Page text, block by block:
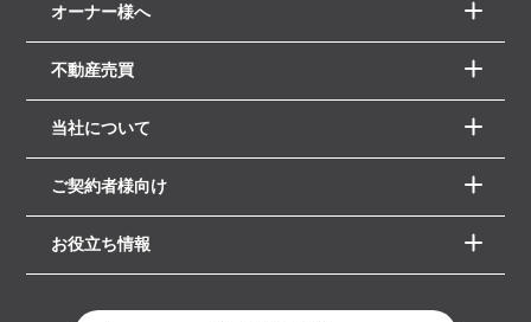
オーナー様へ
不動産売買
当社について
ご契約者様向け
お役立ち情報